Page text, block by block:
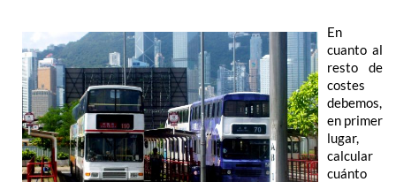
En
cuanto al
resto de
costes
debemos,
en primer
lugar,
calcular
cuánto